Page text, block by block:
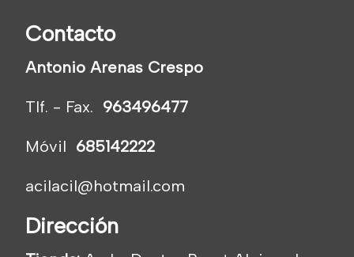
Contacto
Antonio Arenas Crespo
Tlf. - Fax. 963496477
Móvil 685142222
acilacil@hotmail.com
Dirección